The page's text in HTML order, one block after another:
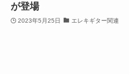
が登場
2023年5月25日 エレキギター関連